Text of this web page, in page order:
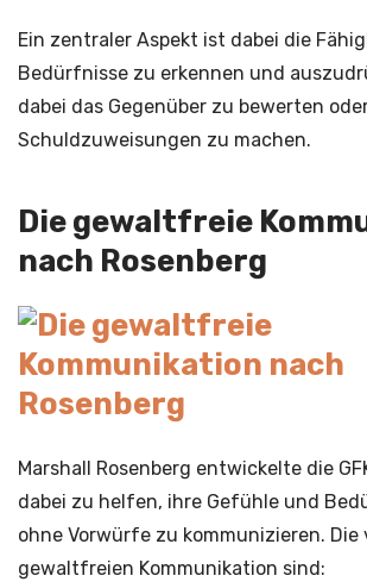
Ein zentraler Aspekt ist dabei die
Bedürfnisse zu erkennen und
dabei das Gegenüber zu bewerten
Schuldzuweisungen zu machen.
Die gewaltfreie
nach Rosenberg
Marshall Rosenberg entwickelte die
dabei zu helfen, ihre Gefühle und
ohne Vorwürfe zu kommunizieren.
gewaltfreien Kommunikation sind: